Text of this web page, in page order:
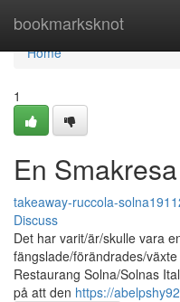
bookmarksknot
Home
Home
1
En
takeaway-ruccola-
Discuss
Det har varit/är/skulle vara
fängslade/förändrades/
Restaurang Solna/Solnas
på att den https://